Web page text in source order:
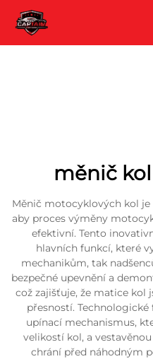
měnič
Měnič motocyklových kol
aby proces výměny
efektivní. Tento
hlavních funkcí, které
mechanikům, tak
bezpečné upevnění a
což zajišťuje, že matice kol
přesností.
upínací mechanismus,
velikostí kol, a
chrání před náhodným